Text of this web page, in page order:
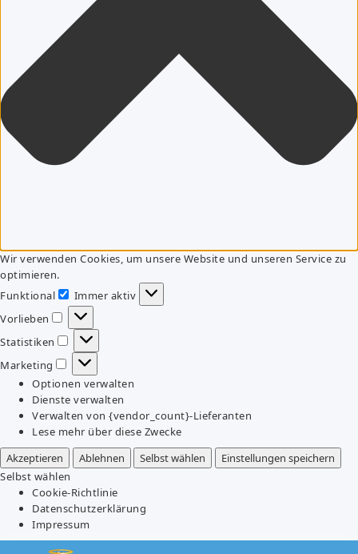
Wir verwenden Cookies, um unsere Website und unseren Service zu
optimieren.
Funktional
Funktional
Immer aktiv
Vorlieben
Vorlieben
Statistiken
Statistiken
Marketing
Marketing
Optionen verwalten
Dienste verwalten
Verwalten von {vendor_count}-Lieferanten
Lese mehr über diese Zwecke
Akzeptieren
Ablehnen Selbst wählen
Einstellungen speichern
Selbst wählen
Cookie-Richtlinie
Datenschutzerklärung
Impressum